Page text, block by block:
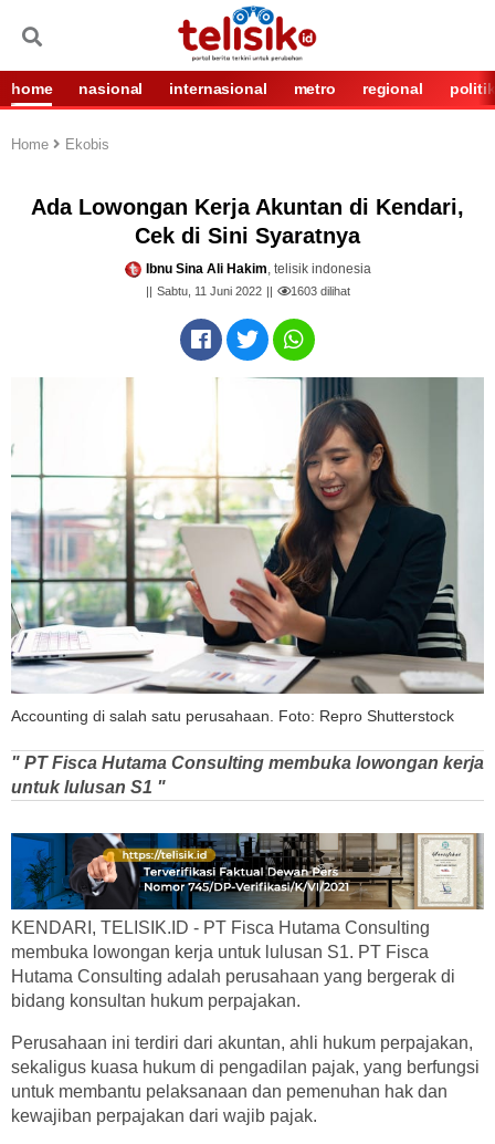
home nasional internasional metro regional politik
Home Ekobis
Ada Lowongan Kerja Akuntan di Kendari,
Cek di Sini Syaratnya
Ibnu Sina Ali Hakim, telisik indonesia
Sabtu, 11 Juni 2022 1603dilihat
Accounting di salah satu perusahaan. Foto: Repro Shutterstock
" PT Fisca Hutama Consulting membuka lowongan kerja
untuk lulusan S1 "
KENDARI, TELISIK.ID - PT Fisca Hutama Consulting
membuka lowongan kerja untuk lulusan S1. PT Fisca
Hutama Consulting adalah perusahaan yang bergerak di
bidang konsultan hukum perpajakan.
Perusahaan ini terdiri dari akuntan, ahli hukum perpajakan,
sekaligus kuasa hukum di pengadilan pajak, yang berfungsi
untuk membantu pelaksanaan dan pemenuhan hak dan
kewajiban perpajakan dari wajib pajak.